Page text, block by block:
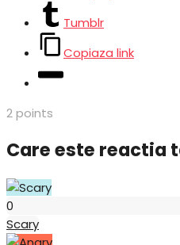
Tumblr
Copiaza link
2points
Care este reactia
0
Scary